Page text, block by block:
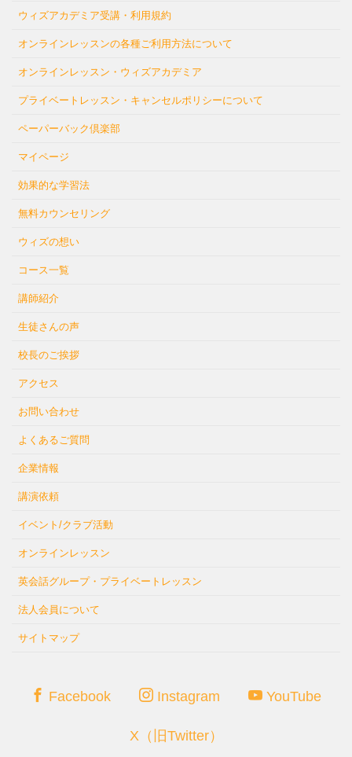
ウィズアカデミア受講・利用規約
オンラインレッスンの各種ご利用方法について
オンラインレッスン・ウィズアカデミア
プライベートレッスン・キャンセルポリシーについて
ペーパーバック倶楽部
マイページ
効果的な学習法
無料カウンセリング
ウィズの想い
コース一覧
講師紹介
生徒さんの声
校長のご挨拶
アクセス
お問い合わせ
よくあるご質問
企業情報
講演依頼
イベント/クラブ活動
オンラインレッスン
英会話グループ・プライベートレッスン
法人会員について
サイトマップ
Facebook Instagram YouTube
X（旧Twitter）